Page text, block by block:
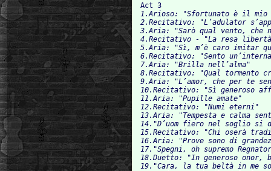
Act 3
1.Arioso: "Sfortunato è il mio
2.Recitativo: "L’adulator
3.Aria: "Sarò qual vento, che
4.Recitativo - "La resa libertà
5.Aria: "Sì, m’è caro imitar quel
6.Recitativo: "Sento un’interna
7.Aria: "Brilla nell’alma"	5:23
8.Recitativo: "Qual tormento
9.Aria: "L’amor, che per te sento"
10.Recitativo: "Sì generoso
11.Aria: "Pupille amate"	2:23
12.Recitativo: "Numi eterni"	0:32
13.Aria: "Tempesta e calma sento
14."D’uom fiero nel soglio si
15.Recitativo: "Chi oserà
16.Aria: "Prove sono di grandezza"
17."Spegni, oh supremo
18.Duetto: "In generoso onor,
19."Cara, la tua beltà in me sol